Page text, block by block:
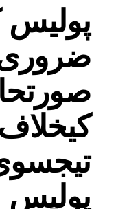
پولیس
پولیس